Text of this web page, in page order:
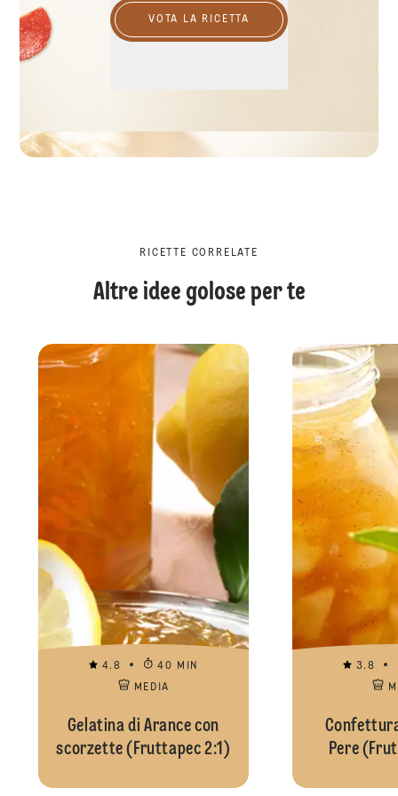
VOTA LA RICETTA
RICETTE CORRELATE
Altre idee golose per te
4.8
40 MIN
MEDIA
Gelatina di Arance con
scorzette (Fruttapec 2:1)
3.8
Pere